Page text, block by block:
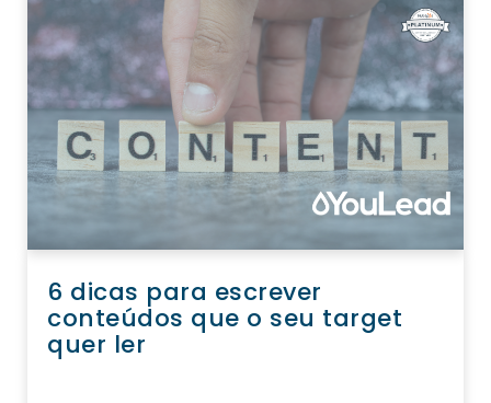
6 dicas para escrever
conteúdos que o seu target
quer ler